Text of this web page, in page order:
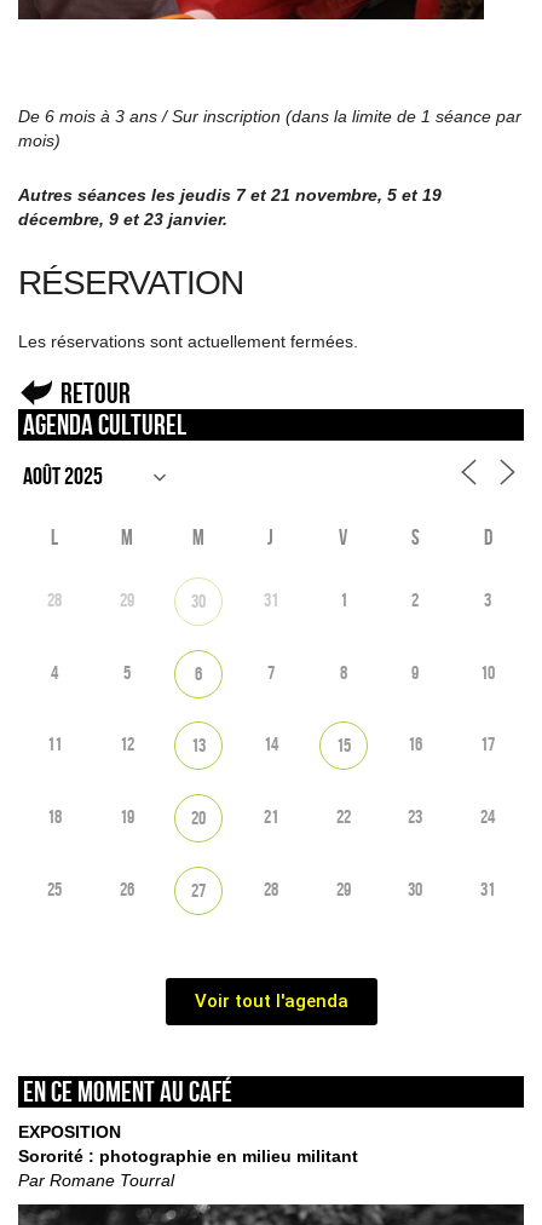
De 6 mois à 3 ans / Sur inscription (dans la limite de 1 séance par
mois)
Autres séances les jeudis 7 et 21 novembre, 5 et 19
décembre, 9 et 23 janvier.
RÉSERVATION
Les réservations sont actuellement fermées.
Retour
Agenda culturel
L M M J V S D
28 29 30 31 1 2 3
4 5 6 7 8 9 10
11 12 13 14 15 16 17
18 19 20 21 22 23 24
25 26 27 28 29 30 31
Voir tout l'agenda
En ce moment au café
EXPOSITION
Sororité : photographie en milieu militant
Par Romane Tourral